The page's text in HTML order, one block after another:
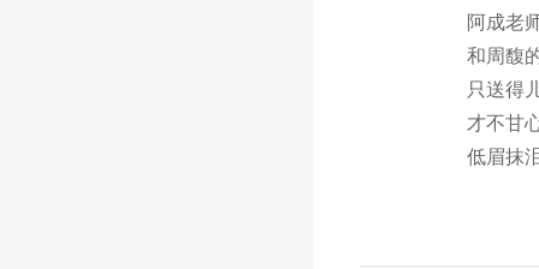
阿成老
和周馥
只送得
才不甘
低眉抹